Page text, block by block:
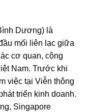
Dương) là
mối liên lạc giữa
cơ quan, cộng
Nam. Trước khi
việc tại Viễn thông
triển kinh doanh.
Singapore